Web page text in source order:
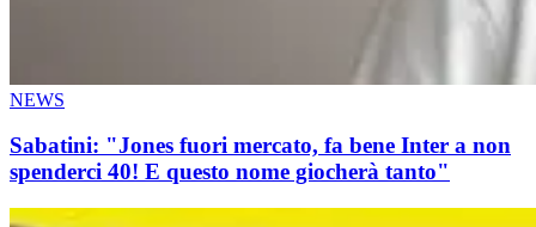
NEWS
Sabatini: "Jones fuori mercato, fa bene Inter a non
spenderci 40! E questo nome giocherà tanto"